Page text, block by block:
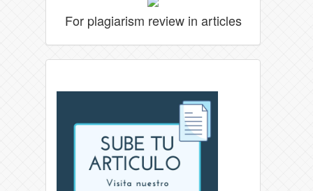
For plagiarism review in articles